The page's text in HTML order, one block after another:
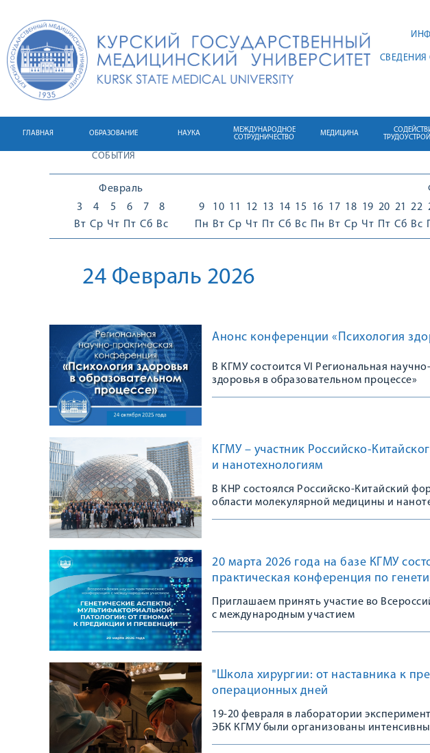
ГЛАВНАЯ ОБРАЗОВАНИЕ НАУКА
МЕЖДУНАРОДНОЕ
СОТРУДНИЧЕСТВО
МЕДИЦИНА
СОБЫТИЯ
Февраль
3
Вт
4
Ср
5
Чт
6
Пт
7
Сб
8
Вс
9
Пн
10
Вт
11
Ср
12
Чт
13
Пт
14
Сб
15
Вс
16
Пн
17
Вт
18
Ср
19
Чт
20
Пт
21
Сб
22
Вс
24 Февраль 2026
Анонс конференции «Психология
В КГМУ состоится VI Региональная
здоровья в образовательном процессе»
КГМУ – участник Российско-
и нанотехнологиям
В КНР состоялся Российско-Китайский
области молекулярной медицины и
20 марта 2026 года на базе КГМУ
практическая конференция по
Приглашаем принять участие во
с международным участием
"Школа хирургии: от наставника к
операционных дней
19-20 февраля в лаборатории
ЭБК КГМУ были организованы